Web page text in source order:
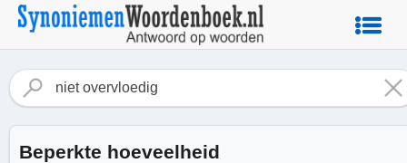
Beperkte hoeveelheid